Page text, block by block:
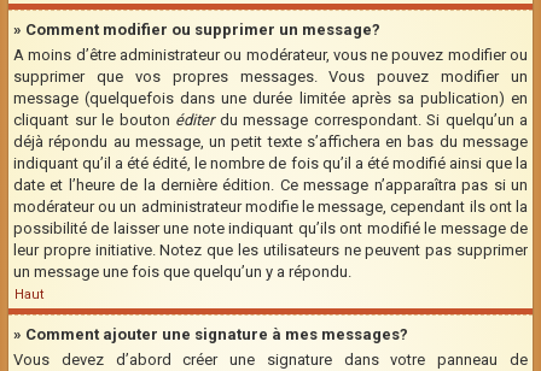
» Comment modifier ou supprimer un message?
A moins d’être administrateur ou modérateur, vous ne pouvez modifier ou
supprimer que vos propres messages. Vous pouvez modifier un
message (quelquefois dans une durée limitée après sa publication) en
cliquant sur le bouton éditerdu message correspondant. Si quelqu’un a
déjà répondu au message, un petit texte s’affichera en bas du message
indiquant qu’il a été édité, le nombre de fois qu’il a été modifié ainsi que la
date et l’heure de la dernière édition. Ce message n’apparaîtra pas si un
modérateur ou un administrateur modifie le message, cependant ils ont la
possibilité de laisser une note indiquant qu’ils ont modifié le message de
leur propre initiative. Notez que les utilisateurs ne peuvent pas supprimer
un message une fois que quelqu’un y a répondu.
Haut
» Comment ajouter une signature à mes messages?
Vous devez d’abord créer une signature dans votre panneau de